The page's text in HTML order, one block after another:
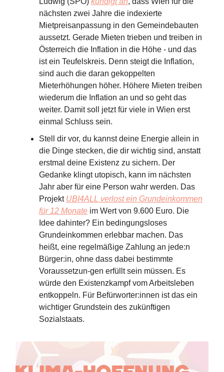
nächsten zwei Jahre die indexierte
Mietpreisanpassung in den Gemeindebauten
aussetzt. Gerade Mieten trieben und treiben in
Österreich die Inflation in die Höhe - und das
ist ein Teufelskreis. Denn steigt die Inflation,
sind auch die daran gekoppelten
Mieterhöhungen höher. Höhere Mieten treiben
wiederum die Inflation an und so geht das
weiter. Damit soll jetzt für viele in Wien erst
einmal Schluss sein.
Stell dir vor, du kannst deine Energie allein in
die Dinge stecken, die dir wichtig sind, anstatt
erstmal deine Existenz zu sichern. Der
Gedanke klingt utopisch, kann im nächsten
Jahr aber für eine Person wahr werden. Das
Projekt UBI4ALL verlost ein Grundeinkommen
für 12 Monate im Wert von 9.600 Euro. Die
Idee dahinter? Ein bedingungsloses
Grundeinkommen erlebbar machen. Das
heißt, eine regelmäßige Zahlung an jede:n
Bürger:in, ohne dass dabei bestimmte
Voraussetzun-gen erfüllt sein müssen. Es
würde den Existenzkampf vom Arbeitsleben
entkoppeln. Für Befürworter:innen ist das ein
wichtiger Grundstein des zukünftigen
Sozialstaats.